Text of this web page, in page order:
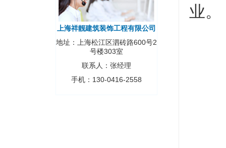
上海祥靓建筑装饰工程有限公司
地址：上海松江区泗砖路600号2
号楼303室
联系人：张经理
手机：130-0416-2558
业。